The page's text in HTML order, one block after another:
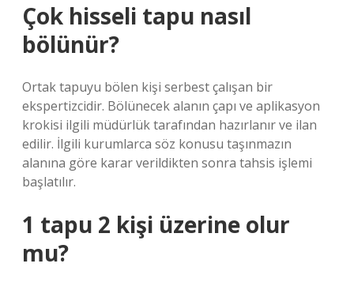
Çok hisseli tapu nasıl
bölünür?
Ortak tapuyu bölen kişi serbest çalışan bir
ekspertizcidir. Bölünecek alanın çapı ve aplikasyon
krokisi ilgili müdürlük tarafından hazırlanır ve ilan
edilir. İlgili kurumlarca söz konusu taşınmazın
alanına göre karar verildikten sonra tahsis işlemi
başlatılır.
1 tapu 2 kişi üzerine olur
mu?